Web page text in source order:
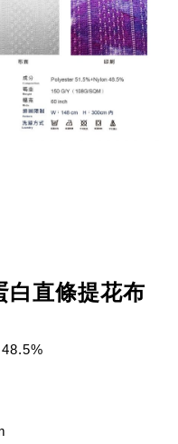
直條提花布